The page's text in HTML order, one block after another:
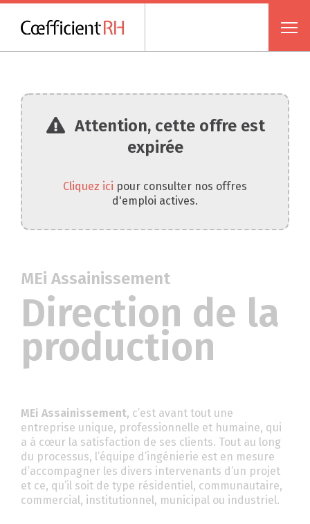
Attention, cette offre est
expirée
Cliquez ici pour consulter nos offres
d'emploi actives.
MEi Assainissement
Direction de la
production
MEi Assainissement, c’est avant tout une
entreprise unique, professionnelle et humaine, qui
a à cœur la satisfaction de ses clients. Tout au long
du processus, l’équipe d’ingénierie est en mesure
d’accompagner les divers intervenants d’un projet
et ce, qu’il soit de type résidentiel, communautaire,
commercial, institutionnel, municipal ou industriel.